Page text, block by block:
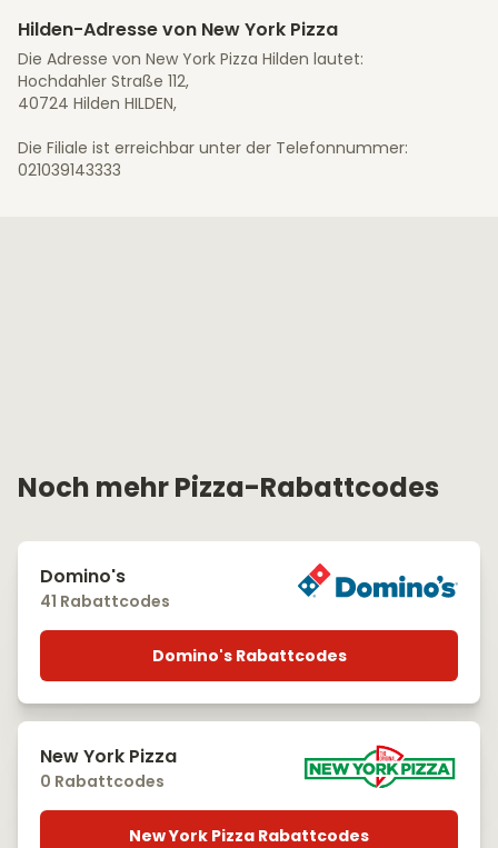
Hilden-Adresse von New York Pizza
Die Adresse von New York Pizza Hilden lautet:
Hochdahler Straße 112,
40724 Hilden HILDEN,
Die Filiale ist erreichbar unter der Telefonnummer:
021039143333
Noch mehr Pizza-Rabattcodes
Domino's
41 Rabattcodes
Domino's Rabattcodes
New York Pizza
0 Rabattcodes
New York Pizza Rabattcodes